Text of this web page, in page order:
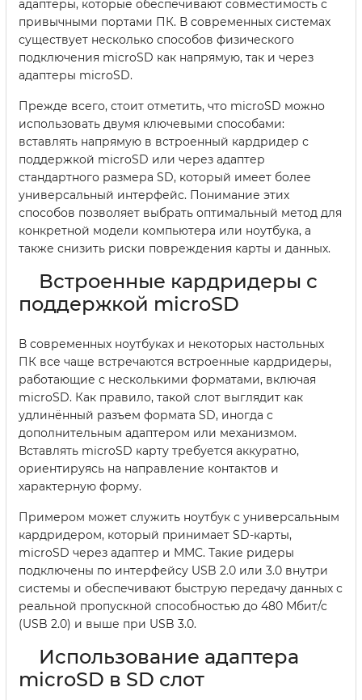
адаптеры, которые обеспечивают совместимость с
привычными портами ПК. В современных системах
существует несколько способов физического
подключения microSD как напрямую, так и через
адаптеры microSD.
Прежде всего, стоит отметить, что microSD можно
использовать двумя ключевыми способами:
вставлять напрямую в встроенный кардридер с
поддержкой microSD или через адаптер
стандартного размера SD, который имеет более
универсальный интерфейс. Понимание этих
способов позволяет выбрать оптимальный метод для
конкретной модели компьютера или ноутбука, а
также снизить риски повреждения карты и данных.
Встроенные кардридеры с
поддержкой microSD
В современных ноутбуках и некоторых настольных
ПК все чаще встречаются встроенные кардридеры,
работающие с несколькими форматами, включая
microSD. Как правило, такой слот выглядит как
удлинённый разъем формата SD, иногда с
дополнительным адаптером или механизмом.
Вставлять microSD карту требуется аккуратно,
ориентируясь на направление контактов и
характерную форму.
Примером может служить ноутбук с универсальным
кардридером, который принимает SD-карты,
microSD через адаптер и MMC. Такие ридеры
подключены по интерфейсу USB 2.0 или 3.0 внутри
системы и обеспечивают быструю передачу данных с
реальной пропускной способностью до 480 Мбит/с
(USB 2.0) и выше при USB 3.0.
Использование адаптера
microSD в SD слот